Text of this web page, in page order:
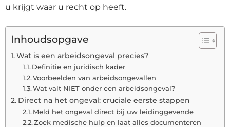
u krijgt waar u recht op heeft.
Inhoudsopgave
Wat is een arbeidsongeval precies?
Definitie en juridisch kader
Voorbeelden van arbeidsongevallen
Wat valt NIET onder een arbeidsongeval?
Direct na het ongeval: cruciale eerste stappen
Meld het ongeval direct bij uw leidinggevende
Zoek medische hulp en laat alles documenteren